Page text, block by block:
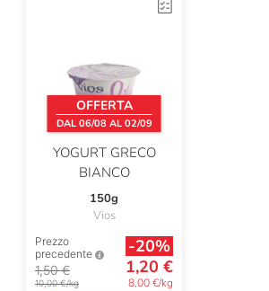
Maple Farm
Marc E Manuel Giro
Mario Fongo
Masseria Mirogallo
Menabrea
Michele Portoghese
Nasti Dante
OFFERTA
DAL 06/08 AL 02/09
YOGURT GRECO
BIANCO
150g
Vios
Prezzo
precedente
1,50 €
10,00 €/kg
-20%
1,20 €
8,00 €/kg